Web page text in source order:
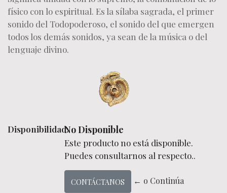
físico con lo espiritual. Es la sílaba sagrada, el primer
sonido del Todopoderoso, el sonido del que emergen
todos los demás sonidos, ya sean de la música o del
lenguaje divino.
Disponibilidad:No Disponible
Este producto no está disponible.
Puedes consultarnos al respecto..
CONTÁCTANOS
← o Continúa